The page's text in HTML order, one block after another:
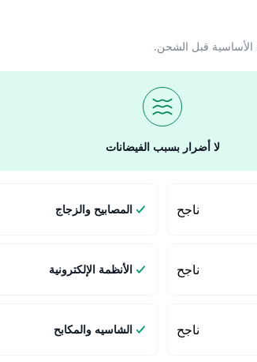
الأساسية قبل الشحن.
لا أضرار بسبب الفيضانات
ناجح المصابيح والزجاج
ناجح الأنظمة الإلكترونية
ناجح الشاسيه والمكابح